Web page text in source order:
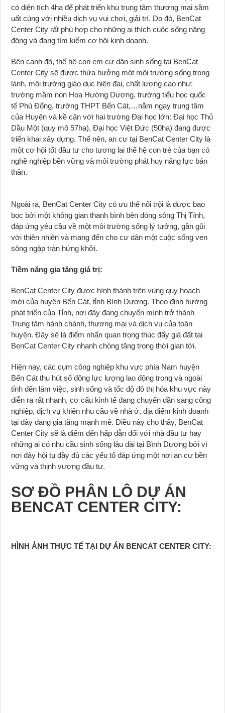
có diện tích 4ha để phát triển khu trung tâm thương mại sầm
uất cùng với nhiều dịch vụ vui chơi, giải trí. Do đó, BenCat
Center City rất phù hợp cho những ai thích cuộc sống năng
động và đang tìm kiếm cơ hội kinh doanh.
Bên cạnh đó, thế hệ con em cư dân sinh sống tại BenCat
Center City sẽ được thừa hưởng một môi trường sống trong
lành, môi trường giáo dục hiện đại, chất lượng cao như:
trường mầm non Hoa Hướng Dương, trường tiểu học quốc
tế Phù Đổng, trường THPT Bến Cát,…nằm ngay trung tâm
của Huyện và kề cận với hai trường Đại học lớn: Đại học Thủ
Dầu Một (quy mô 57ha), Đại học Việt Đức (50ha) đang được
triển khai xây dựng. Thế nên, an cư tại BenCat Center City là
một cơ hội tốt đầu tư cho tương lai thế hệ con trẻ của bạn có
nghề nghiệp bền vững và môi trường phát huy năng lực bản
thân.
Ngoài ra, BenCat Center City có ưu thế nổi trội là được bao
bọc bởi một không gian thanh bình bên dòng sông Thị Tính,
đáp ứng yêu cầu về một môi trường sống lý tưởng, gần gũi
với thiên nhiên và mang đến cho cư dân một cuộc sống ven
sông ngập tràn hứng khởi.
Tiềm năng gia tăng giá trị:
BenCat Center City được hình thành trên vùng quy hoạch
mới của huyện Bến Cát, tỉnh Bình Dương. Theo định hướng
phát triển của Tỉnh, nơi đây đang chuyển mình trở thành
Trung tâm hành chánh, thương mại và dịch vụ của toàn
huyện. Đây sẽ là điểm nhấn quan trọng thúc đẩy giá đất tại
BenCat Center City nhanh chóng tăng trong thời gian tới.
Hiện nay, các cụm công nghiệp khu vực phía Nam huyện
Bến Cát thu hút số đông lực lượng lao động trong và ngoài
tỉnh đến làm việc, sinh sống và tốc độ đô thị hóa khu vực này
diễn ra rất nhanh, cơ cấu kinh tế đang chuyển dần sang công
nghiệp, dịch vụ khiến nhu cầu về nhà ở, địa điểm kinh doanh
tại đây đang gia tăng mạnh mẽ. Điều này cho thấy, BenCat
Center City sẽ là điểm đến hấp dẫn đối với nhà đầu tư hay
những ai có nhu cầu sinh sống lâu dài tại Bình Dương bởi vì
nơi đây hội tụ đầy đủ các yếu tố đáp ứng một nơi an cư bền
vững và thịnh vượng đầu tư.
SƠ ĐỒ PHÂN LÔ DỰ ÁN
BENCAT CENTER CITY:
HÌNH ẢNH THỰC TẾ TẠI DỰ ÁN BENCAT CENTER CITY: